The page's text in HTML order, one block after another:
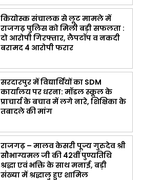
कियोस्क संचालक से लूट मामले में
राजगढ़ पुलिस को मिली बड़ी सफलता :
दो आरोपी गिरफ्तार, लैपटॉप व नकदी
बरामद 4 आरोपी फरार
सरदारपुर में विद्यार्थियों का SDM
कार्यालय पर धरना: मॉडल स्कूल के
प्राचार्य के बचाव में लगे नारे, शिक्षिका के
तबादले की मांग
राजगढ़ – मालव केसरी पूज्य गुरुदेव श्री
सौभाग्यमल जी की 42वीं पुण्यतिथि
श्रद्धा एवं भक्ति के साथ मनाई, बड़ी
संख्या में श्रद्धालु हुए शामिल